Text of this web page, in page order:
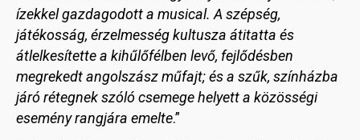
ízekkel gazdagodott a musical. A szépség,
játékosság, érzelmesség kultusza átitatta és
átlelkesítette a kihűlőfélben levő, fejlődésben
megrekedt angolszász műfajt; és a szűk, színházba
járó rétegnek szóló csemege helyett a közösségi
esemény rangjára emelte.”